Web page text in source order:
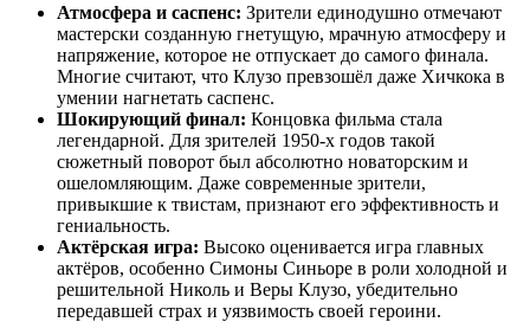
Атмосфера и саспенс: Зрители единодушно отмечают
мастерски созданную гнетущую, мрачную атмосферу и
напряжение, которое не отпускает до самого финала.
Многие считают, что Клузо превзошёл даже Хичкока в
умении нагнетать саспенс.
Шокирующий финал: Концовка фильма стала
легендарной. Для зрителей 1950-х годов такой
сюжетный поворот был абсолютно новаторским и
ошеломляющим. Даже современные зрители,
привыкшие к твистам, признают его эффективность и
гениальность.
Актёрская игра: Высоко оценивается игра главных
актёров, особенно Симоны Синьоре в роли холодной и
решительной Николь и Веры Клузо, убедительно
передавшей страх и уязвимость своей героини.